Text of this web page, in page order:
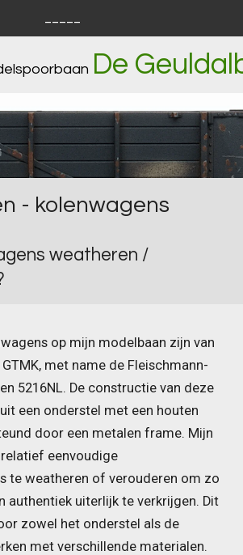
De
- kolenwagens
weatheren /
op mijn modelbaan zijn van
met name de Fleischmann-
5216NL. De constructie van deze
een onderstel met een houten
door een metalen frame. Mijn
eenvoudige
te weatheren of verouderen om zo
authentiek uiterlijk te verkrijgen. Dit
zowel het onderstel als de
met verschillende materialen.